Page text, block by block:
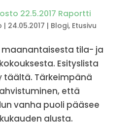
22.5.2017 Raportti
| 24.05.2017 | Blogi, Etusivu
tila- ja
Esityslista
Tärkeimpänä
että
vanha puoli pääsee
alusta.